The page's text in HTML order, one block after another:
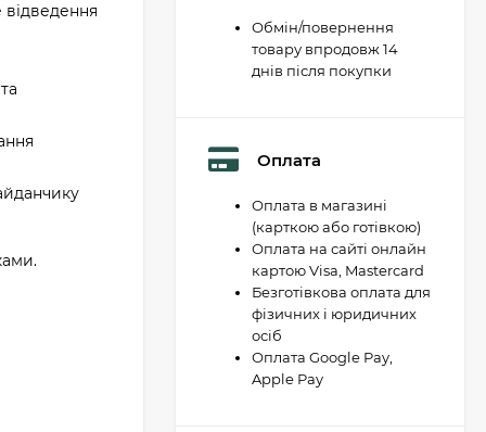
Обмін/повернення
товару впродовж 14
днів після покупки
Оплата
Оплата в магазині
(карткою або готівкою)
Оплата на сайті онлайн
картою Visa, Mastercard
Безготівкова оплата для
фізичних і юридичних
осіб
Оплата Google Pay,
Apple Pay